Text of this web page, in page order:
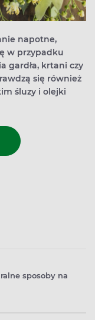
napotne,
w przypadku
gardła, krtani czy
się również
śluzy i olejki
sposoby na